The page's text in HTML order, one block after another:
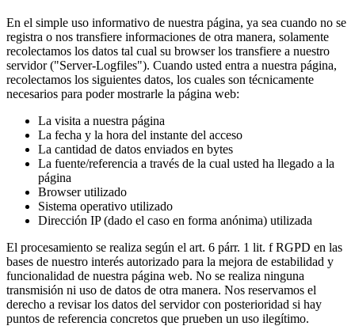
En el simple uso informativo de nuestra página, ya sea cuando no se
registra o nos transfiere informaciones de otra manera, solamente
recolectamos los datos tal cual su browser los transfiere a nuestro
servidor ("Server-Logfiles"). Cuando usted entra a nuestra página,
recolectamos los siguientes datos, los cuales son técnicamente
necesarios para poder mostrarle la página web:
La visita a nuestra página
La fecha y la hora del instante del acceso
La cantidad de datos enviados en bytes
La fuente/referencia a través de la cual usted ha llegado a la
página
Browser utilizado
Sistema operativo utilizado
Dirección IP (dado el caso en forma anónima) utilizada
El procesamiento se realiza según el art. 6 párr. 1 lit. f RGPD en las
bases de nuestro interés autorizado para la mejora de estabilidad y
funcionalidad de nuestra página web. No se realiza ninguna
transmisión ni uso de datos de otra manera. Nos reservamos el
derecho a revisar los datos del servidor con posterioridad si hay
puntos de referencia concretos que prueben un uso ilegítimo.